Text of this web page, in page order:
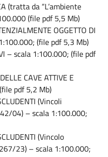
(tratta da “L’ambiente
(file pdf 5,5 Mb)
OGGETTO DI
(file pdf 5,3 Mb)
– scala 1:100.000; (file pdf
CAVE ATTIVE E
pdf 5,2 Mb)
(Vincoli
04) – scala 1:100.000;
(Vincolo
23) – scala 1:100.000;